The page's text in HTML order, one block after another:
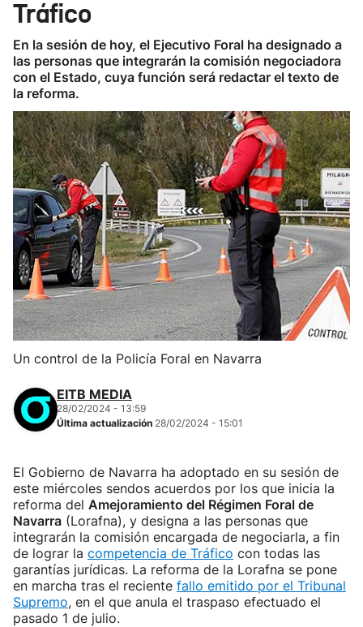
Tráfico
En la sesión de hoy, el Ejecutivo Foral ha designado a
las personas que integrarán la comisión negociadora
con el Estado, cuya función será redactar el texto de
la reforma.
Un control de la Policía Foral en Navarra
EITB MEDIA
28/02/2024 - 13:59
Última actualización 28/02/2024 - 15:01
El Gobierno de Navarra ha adoptado en su sesión de
este miércoles sendos acuerdos por los que inicia la
reforma del Amejoramiento del Régimen Foral de
Navarra (Lorafna), y designa a las personas que
integrarán la comisión encargada de negociarla, a fin
de lograr la competencia de Tráfico con todas las
garantías jurídicas. La reforma de la Lorafna se pone
en marcha tras el reciente fallo emitido por el Tribunal
Supremo, en el que anula el traspaso efectuado el
pasado 1 de julio.